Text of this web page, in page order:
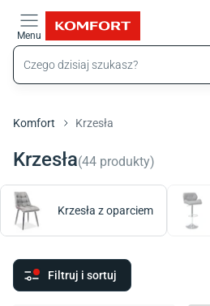
Menu
Komfort Krzesła
Krzesła(44 produkty)
Krzesła z oparciem
Filtruj i sortuj